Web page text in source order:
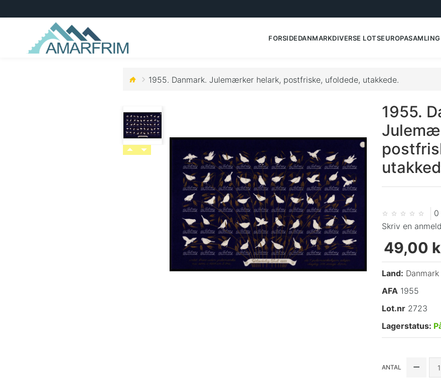
FORSIDEDANMARKDIVERSE LOTSEUROPASAMLING
1955. Danmark. Julemærker helark, postfriske, ufoldede, utakkede.
1955.
0
Skriv en
49,00
Land: Danmark
AFA 1955
Lot.nr 2723
Lagerstatus:
ANTAL